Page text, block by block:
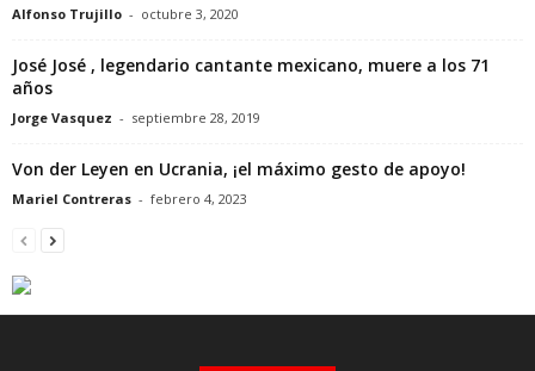
Alfonso Trujillo - octubre 3, 2020
José José , legendario cantante mexicano, muere a los 71
años
Jorge Vasquez - septiembre 28, 2019
Von der Leyen en Ucrania, ¡el máximo gesto de apoyo!
Mariel Contreras - febrero 4, 2023